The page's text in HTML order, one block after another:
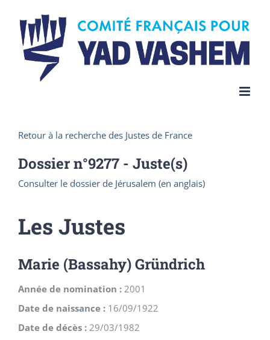
content
Retour à la recherche des Justes de France
Dossier n°9277 - Juste(s)
Consulter le dossier de Jérusalem (en anglais)
Les Justes
Marie (Bassahy) Gründrich
Année de nomination : 2001
Date de naissance : 16/09/1922
Date de décès : 29/03/1982